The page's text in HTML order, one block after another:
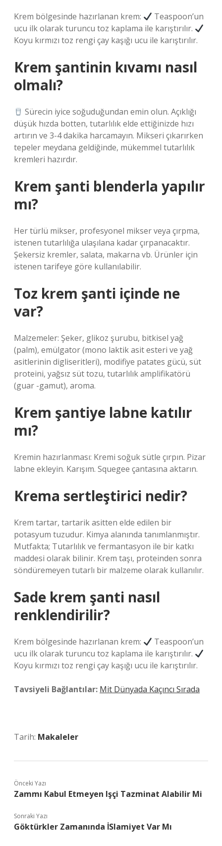
Krem bölgesinde hazırlanan krem:
Teaspoon’un
ucu ilk olarak turuncu toz kaplama ile karıştırılır.
Koyu kırmızı toz rengi çay kaşığı ucu ile karıştırılır.
Krem şantinin kıvamı nasıl
olmalı?
Sürecin iyice soğuduğundan emin olun. Açıklığı
düşük hızda botten, tutarlılık elde ettiğinizde hızı
artırın ve 3-4 dakika harcamayın. Mikseri çıkarırken
tepeler meydana geldiğinde, mükemmel tutarlılık
kremleri hazırdır.
Krem şanti blenderla yapılır
mı?
Her türlü mikser, profesyonel mikser veya çırpma,
istenen tutarlılığa ulaşılana kadar çırpanacaktır.
Şekersiz kremler, salata, makarna vb. Ürünler için
istenen tarifeye göre kullanılabilir.
Toz krem şanti içinde ne
var?
Malzemeler: Şeker, glikoz şurubu, bitkisel yağ
(palm), emülgator (mono laktik asit esteri ve yağ
asitlerinin digliseritleri), modifiye patates gücü, süt
proteini, yağsız süt tozu, tutarlılık amplifikatörü
(guar -gamut), aroma.
Krem şantiye labne katılır
mı?
Kremin hazırlanması: Kremi soğuk sütle çırpın. Pizar
labne ekleyin. Karışım. Squegee çantasına aktarın.
Krema sertleştirici nedir?
Krem tartar, tartarik asitten elde edilen bir
potasyum tuzudur. Kimya alanında tanımlanmıştır.
Mutfakta; Tutarlılık ve fermantasyon ile bir katkı
maddesi olarak bilinir. Krem taşı, proteinden sonra
söndüremeyen tutarlı bir malzeme olarak kullanılır.
Sade krem şanti nasıl
renklendirilir?
Krem bölgesinde hazırlanan krem:
Teaspoon’un
ucu ilk olarak turuncu toz kaplama ile karıştırılır.
Koyu kırmızı toz rengi çay kaşığı ucu ile karıştırılır.
Tavsiyeli Bağlantılar: Mit Dünyada Kaçıncı Sırada
Tarih: Makaleler
Önceki Yazı
Zammı Kabul Etmeyen Işçi Tazminat Alabilir Mi
Sonraki Yazı
Göktürkler Zamanında İSlamiyet Var Mı